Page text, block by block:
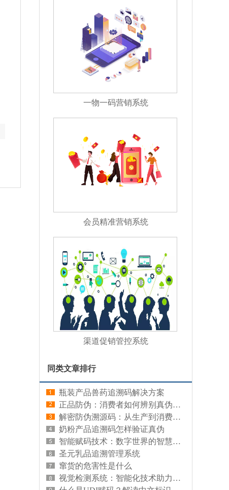
一物一码营销系统
会员精准营销系统
渠道促销管控系统
同类文章排行
瓶装产品兽药追溯码解决方案
正品防伪：消费者如何辨别真伪，保护自身权益
解密防伪溯源码：从生产到消费的全链条追溯
奶粉产品追溯码怎样验证真伪
智能赋码技术：数字世界的智慧编码
圣元乳品追溯管理系统
窜货的危害性是什么
视觉检测系统：智能化技术助力精准识别